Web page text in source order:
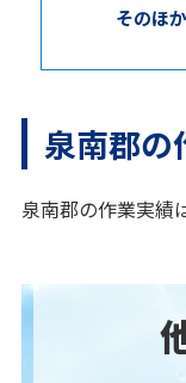
そのほ
泉南郡の
泉南郡の作業実績